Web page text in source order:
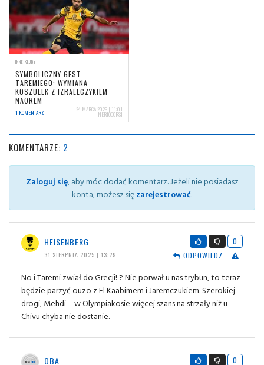
INNE KLUBY
SYMBOLICZNY GEST
TAREMIEGO: WYMIANA
KOSZULEK Z IZRAELCZYKIEM
NAOREM
1 KOMENTARZ 24 MARCA 2026 | 11:01
NERIOCORSI
KOMENTARZE: 2
Zaloguj się, aby móc dodać komentarz. Jeżeli nie posiadasz
konta, możesz sięzarejestrować.
HEISENBERG
31 SIERPNIA 2025 | 13:29
0
ODPOWIEDZ
No i Taremi zwiał do Grecji! ? Nie porwał u nas trybun, to teraz
będzie parzyć ouzo z El Kaabimem i Jaremczukiem. Szerokiej
drogi, Mehdi – w Olympiakosie więcej szans na strzały niż u
Chivu chyba nie dostanie.
OBA 0